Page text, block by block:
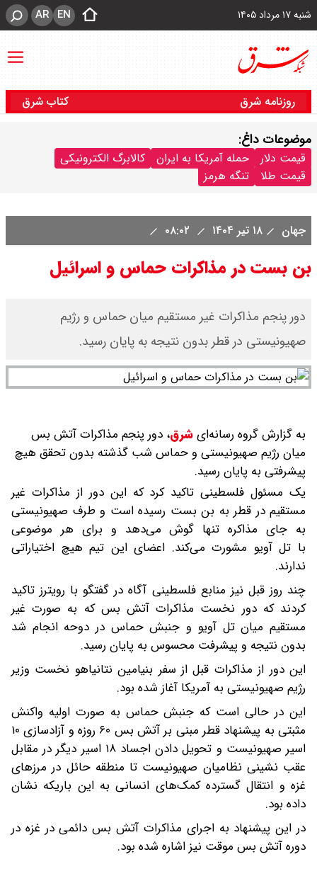
شنبه ۱۷ مرداد ۱۴۰۵ EN
AR
روزنامه شرق کتاب شرق
موضوعات داغ:
قیمت دلار حمله آمریکا به ایران
کالابرگ الکترونیکی
قیمت طلا
تنگه هرمز
جهان ۱۸ تیر ۱۴۰۴
بن بست در مذاکرات حماس و اسرائیل
دور پنجم مذاکرات غیر مستقیم میان حماس و رژیم
صهیونیستی در قطر بدون نتیجه به پایان رسید.
به گزارش گروه رسانه‌ایشرق، دور پنجم مذاکرات آتش بس
میان رژیم صهیونیستی و حماس شب گذشته بدون تحقق هیچ
پیشرفتی به پایان رسید.
یک مسئول فلسطینی تاکید کرد که این دور از مذاکرات غیر
مستقیم در قطر به بن بست رسیده است و طرف صهیونیستی
به جای مذاکره تنها گوش می‌دهد و برای هر موضوعی
با تل آویو مشورت می‌کند. اعضای این تیم هیچ اختیاراتی
ندارند.
چند روز قبل نیز منابع فلسطینی آگاه در گفتگو با رویترز تاکید
کردند که دور نخست مذاکرات آتش بس که به صورت غیر
مستقیم میان تل آویو و جنبش حماس در دوحه انجام شد
بدون نتیجه و پیشرفت محسوس به پایان رسید.
این دور از مذاکرات قبل از سفر بنیامین نتانیاهو نخست وزیر
رژیم صهیونیستی به آمریکا آغاز شده بود.
این در حالی است که جنبش حماس به صورت اولیه واکنش
مثبتی به پیشنهاد قطر مبنی بر آتش بس ۶۰ روزه و آزادسازی ۱۰
اسیر صهیونیست و تحویل دادن اجساد ۱۸ اسیر دیگر در مقابل
عقب نشینی نظامیان صهیونیست تا منطقه حائل در مرزهای
غزه و انتقال گسترده کمک‌های انسانی به این باریکه نشان
داده بود.
در این پیشنهاد به اجرای مذاکرات آتش بس دائمی در غزه در
دوره آتش بس موقت نیز اشاره شده بود.